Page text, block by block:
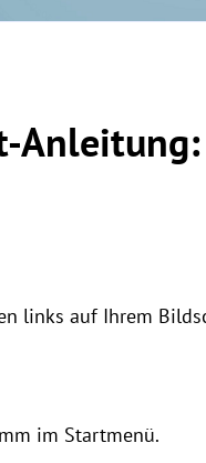
links auf Ihrem
im Startmenü.